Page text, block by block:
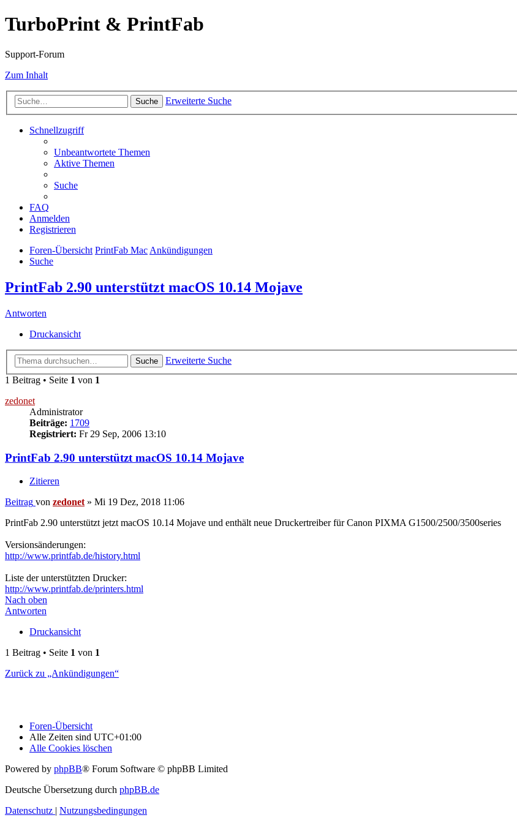
TurboPrint & PrintFab
Support-Forum
Zum Inhalt
Suche Erweiterte Suche
Schnellzugriff
Unbeantwortete Themen
Aktive Themen
Suche
FAQ
Anmelden
Registrieren
Foren-Übersicht PrintFab MacAnkündigungen
Suche
PrintFab 2.90 unterstützt macOS 10.14 Mojave
Antworten
Druckansicht
Suche
Erweiterte Suche
1 Beitrag • Seite 1 von 1
zedonet
Administrator
Beiträge: 1709
Registriert: Fr 29 Sep, 2006 13:10
PrintFab 2.90 unterstützt macOS 10.14 Mojave
Zitieren
Beitrag von zedonet » Mi 19 Dez, 2018 11:06
PrintFab 2.90 unterstützt jetzt macOS 10.14 Mojave und enthält neue Druckertreiber für Canon PIXMA G1500/2500/3500series
Versionsänderungen:
http://www.printfab.de/history.html
Liste der unterstützten Drucker:
http://www.printfab.de/printers.html
Nach oben
Antworten
Druckansicht
1 Beitrag • Seite 1 von 1
Zurück zu „Ankündigungen“
Foren-Übersicht
Alle Zeiten sind UTC+01:00
Alle Cookies löschen
Powered by phpBB® Forum Software © phpBB Limited
Deutsche Übersetzung durch phpBB.de
Datenschutz | Nutzungsbedingungen